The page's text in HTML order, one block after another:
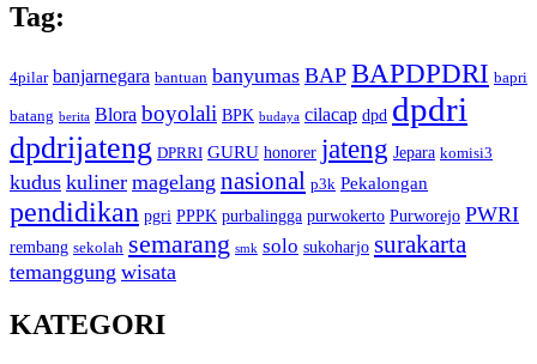
Tag:
4pilar banjarnegara bantuan banyumas BAP BAPDPDRI bapri
batang berita Blora boyolali BPK budaya cilacap dpd dpdri
dpdrijateng DPRRI GURU honorer jateng Jepara komisi3
kudus kuliner magelang nasional p3k Pekalongan
pendidikan pgri PPPK purbalingga purwokerto Purworejo PWRI
rembang sekolah semarang smk solo sukoharjo surakarta
temanggung wisata
KATEGORI